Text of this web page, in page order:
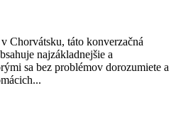
Chorvátsku, táto konverzačná
najzákladnejšie a
sa bez problémov dorozumiete a